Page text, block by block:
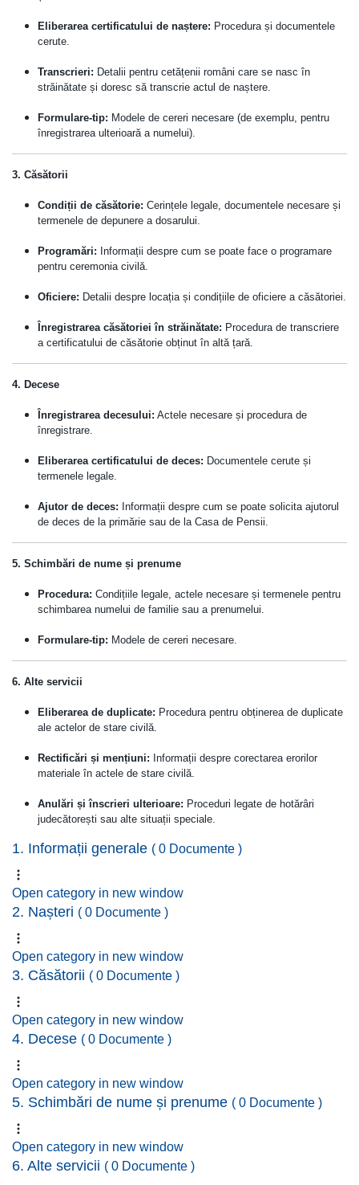
Eliberarea certificatului de naștere: Procedura și documentele
cerute.
Transcrieri: Detalii pentru cetățenii români care se nasc în
străinătate și doresc să transcrie actul de naștere.
Formulare-tip: Modele de cereri necesare (de exemplu, pentru
înregistrarea ulterioară a numelui).
3. Căsătorii
Condiții de căsătorie: Cerințele legale, documentele necesare și
termenele de depunere a dosarului.
Programări: Informații despre cum se poate face o programare
pentru ceremonia civilă.
Oficiere: Detalii despre locația și condițiile de oficiere a căsătoriei.
Înregistrarea căsătoriei în străinătate: Procedura de transcriere
a certificatului de căsătorie obținut în altă țară.
4. Decese
Înregistrarea decesului: Actele necesare și procedura de
înregistrare.
Eliberarea certificatului de deces: Documentele cerute și
termenele legale.
Ajutor de deces: Informații despre cum se poate solicita ajutorul
de deces de la primărie sau de la Casa de Pensii.
5. Schimbări de nume și prenume
Procedura: Condițiile legale, actele necesare și termenele pentru
schimbarea numelui de familie sau a prenumelui.
Formulare-tip: Modele de cereri necesare.
6. Alte servicii
Eliberarea de duplicate: Procedura pentru obținerea de duplicate
ale actelor de stare civilă.
Rectificări și mențiuni: Informații despre corectarea erorilor
materiale în actele de stare civilă.
Anulări și înscrieri ulterioare: Proceduri legate de hotărâri
judecătorești sau alte situații speciale.
1. Informații generale ( 0 Documente )
Open category in new window
2. Nașteri ( 0 Documente )
Open category in new window
3. Căsătorii ( 0 Documente )
Open category in new window
4. Decese ( 0 Documente )
Open category in new window
5. Schimbări de nume și prenume ( 0 Documente )
Open category in new window
6. Alte servicii ( 0 Documente )